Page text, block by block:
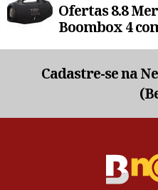
Ofertas 8.8
Boombox 4
Cadastre-se na